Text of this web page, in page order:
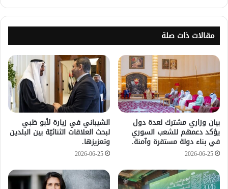
مقالات ذات صلة
بيان وزاري مشترك لعدة دول
يؤكد دعمهم للشعب السوري
في بناء دولة مستقرة وآمنة.
2026-06-25
الشيباني في زيارة لأبو ظبي
لبحث العلاقات الثنائيّة بين البلدين
وتعزيزها.
2026-06-25